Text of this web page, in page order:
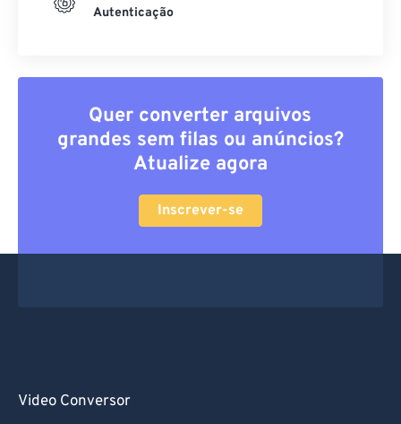
Autenticação
Quer converter arquivos
grandes sem filas ou anúncios?
Atualize agora
Inscrever-se
Video Conversor